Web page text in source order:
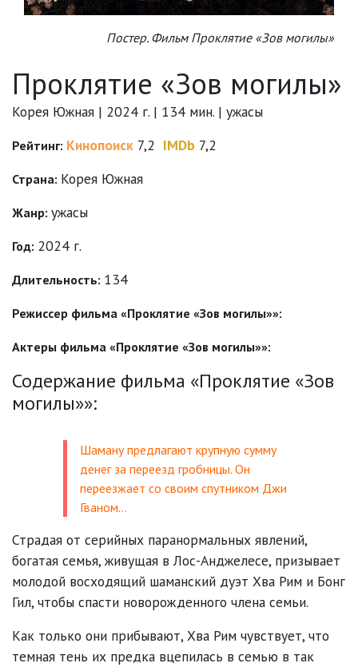
Постер. Фильм Проклятие «Зов могилы»
Проклятие «Зов могилы»
Корея Южная | 2024 г. | 134 мин. | ужасы
Рейтинг: Кинопоиск 7,2 IMDb 7,2
Страна: Корея Южная
Жанр: ужасы
Год: 2024 г.
Длительность: 134
Режиссер фильма «Проклятие «Зов могилы»»:
Актеры фильма «Проклятие «Зов могилы»»:
Содержание фильма «Проклятие «Зов
могилы»»:
Шаману предлагают крупную сумму
денег за переезд гробницы. Он
переезжает со своим спутником Джи
Гваном…
Страдая от серийных паранормальных явлений,
богатая семья, живущая в Лос-Анджелесе, призывает
молодой восходящий шаманский дуэт Хва Рим и Бонг
Гил, чтобы спасти новорожденного члена семьи.
Как только они прибывают, Хва Рим чувствует, что
темная тень их предка вцепилась в семью в так